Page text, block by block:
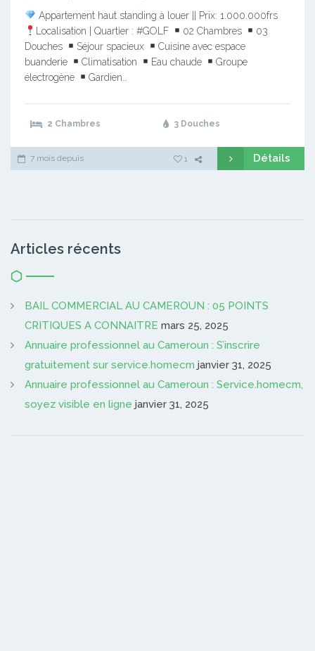
Appartement haut standing à louer || Prix: 1.000.000frs
Localisation | Quartier : #GOLF
02 Chambres
03
Douches
Séjour spacieux
Cuisine avec espace
buanderie
Climatisation Eau chaude
Groupe
électrogène
Gardien…
2 Chambres 3 Douches
7 mois depuis 1 Détails
Articles récents
BAIL COMMERCIAL AU CAMEROUN : 05 POINTS
CRITIQUES A CONNAITRE mars 25, 2025
Annuaire professionnel au Cameroun : S’inscrire
gratuitement sur service.homecm janvier 31, 2025
Annuaire professionnel au Cameroun : Service.homecm,
soyez visible en ligne janvier 31, 2025